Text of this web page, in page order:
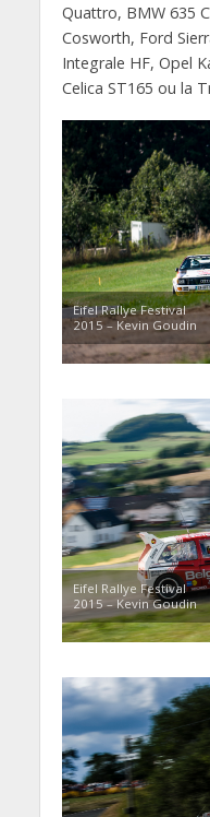
Quattro, BMW 635
Cosworth, Ford
Integrale HF, Opel
Celica ST165 ou la
Eifel Rallye Festival
2015 – Kevin Goudin
Eifel Rallye Festival
2015 – Kevin Goudin